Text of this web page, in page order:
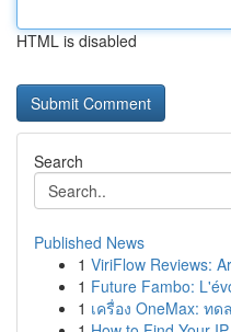
HTML is disabled
Search
Published News
1 ViriFlow Reviews:
1 Future Fambo:
1 เครื่อง OneMax: ทด